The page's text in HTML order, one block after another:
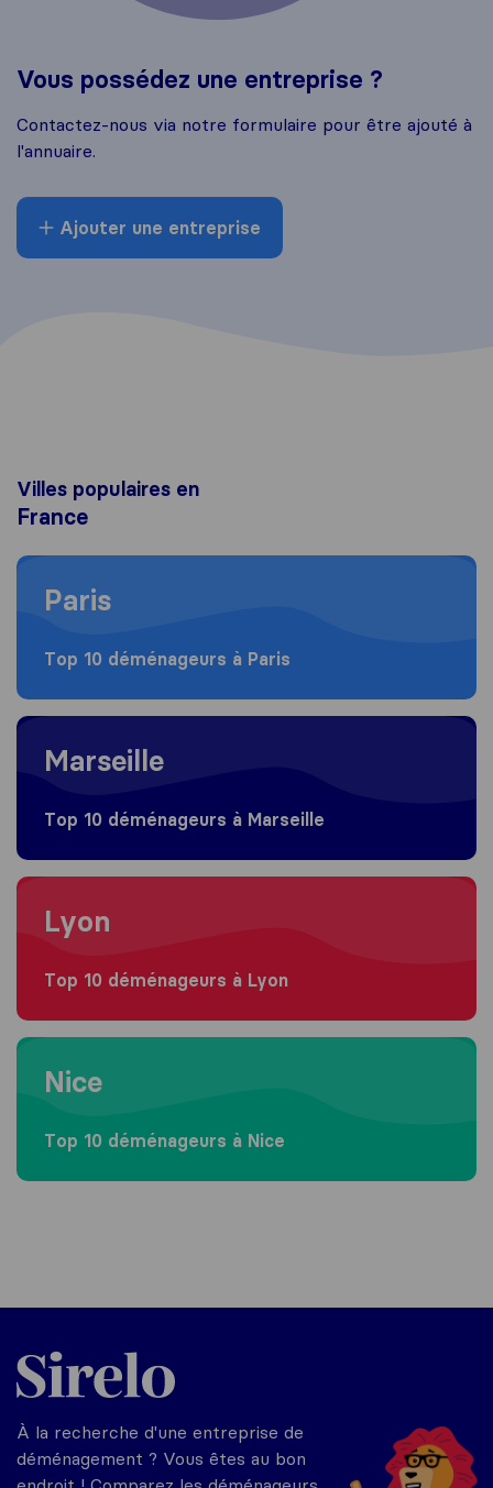
Vous possédez une entreprise ?
Contactez-nous via notre formulaire pour être ajouté à
l'annuaire.
Ajouter une entreprise
Villes populaires en
France
Moving to Paris
Paris
Top 10 déménageurs à Paris
Moving to Marseille
Marseille
Top 10 déménageurs à Marseille
Moving to Lyon
Lyon
Top 10 déménageurs à Lyon
Moving to Nice
Nice
Top 10 déménageurs à Nice
Sirelo.fr
À la recherche d'une entreprise de
déménagement ? Vous êtes au bon